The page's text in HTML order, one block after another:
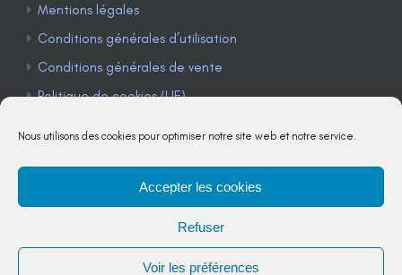
Nous utilisons des cookies pour optimiser notre site web et notre service.
Accepter les cookies
Refuser
Voir les préférences
Mentions légales
Conditions générales d’utilisation
Conditions générales de vente
Politique de cookies (UE)
TÉLÉPHONE : 04 90 85 22 98